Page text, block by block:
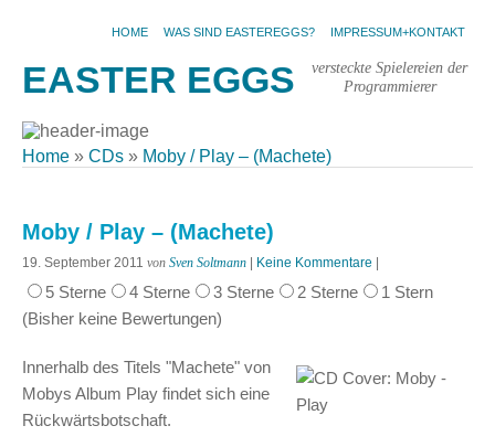
HOME WAS SIND EASTEREGGS? IMPRESSUM+KONTAKT
EASTER EGGS
versteckte Spielereien der
Programmierer
Home » CDs » Moby / Play – (Machete)
Moby / Play – (Machete)
19. September 2011 von Sven Soltmann Keine Kommentare
5 Sterne 4 Sterne 3 Sterne 2 Sterne
1 Stern
(Bisher keine Bewertungen)
Innerhalb des Titels "Machete" von
Mobys Album Play findet sich eine
Rückwärtsbotschaft.